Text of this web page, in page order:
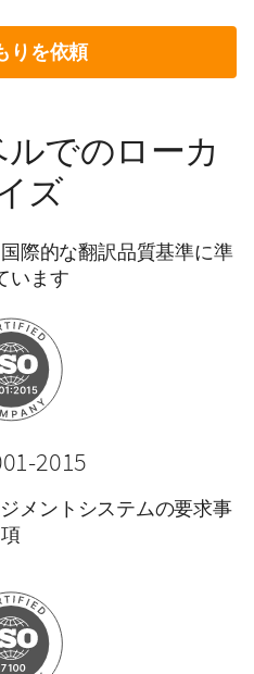
りを依頼
でのローカ
ズ
際的な翻訳品質基準に準
います
2015
メントシステムの要求事
項